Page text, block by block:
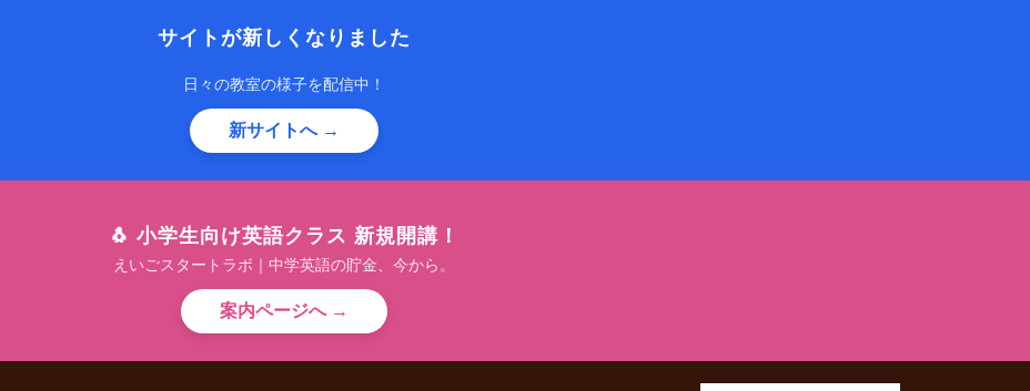
サイトが新しくなりました
日々の教室の様子を配信中！
新サイトへ →
🐧 小学生向け英語クラス 新規開講！
えいごスタートラボ｜中学英語の貯金、今から。
案内ページへ →